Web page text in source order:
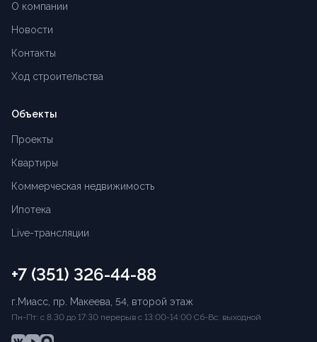
О компании
Новости
Контакты
Ход строительства
Объекты
Проекты
Квартиры
Коммерческая недвижимость
Ипотека
Live-трансляции
+7 (351) 326-44-88
г.Миасс, пр. Макеева, 54, второй этаж
Пн-Пт: с 8.30 до 17:30 перерыв с 13:00-14:00 Сб-Вс: выходной